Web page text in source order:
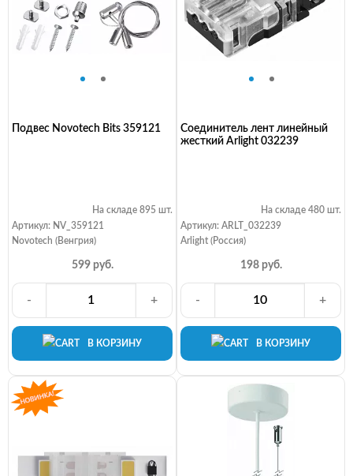
Подвес Novotech Bits 359121
На складе 895 шт.
Артикул: NV_359121
Novotech (Венгрия)
599 руб.
В КОРЗИНУ
- +
Соединитель лент линейный
жесткий Arlight 032239
На складе 480 шт.
Артикул: ARLT_032239
Arlight (Россия)
198 руб.
В КОРЗИНУ
- +